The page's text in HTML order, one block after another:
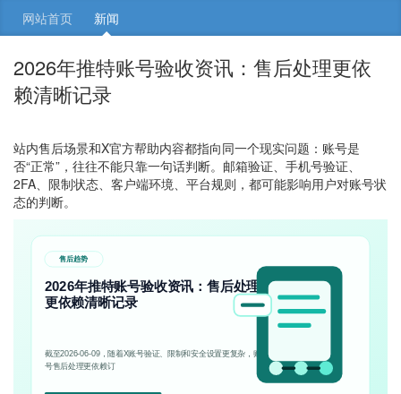
网站首页 新闻
2026年推特账号验收资讯：售后处理更依
赖清晰记录
站内售后场景和X官方帮助内容都指向同一个现实问题：账号是
否“正常”，往往不能只靠一句话判断。邮箱验证、手机号验证、
2FA、限制状态、客户端环境、平台规则，都可能影响用户对账号状
态的判断。